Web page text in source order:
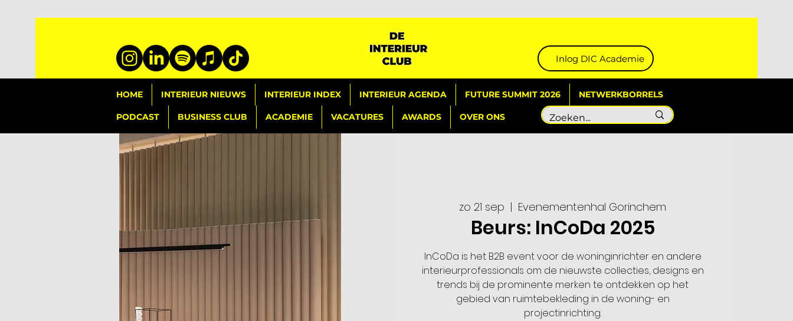
Inlog DIC Academie
HOME INTERIEUR NIEUWS INTERIEUR INDEX INTERIEUR AGENDA FUTURE SUMMIT 2026 NETWERKBORRELS
PODCAST BUSINESS CLUB ACADEMIE VACATURES AWARDS OVER ONS
zo 21 sep
  |
Evenementenhal Gorinchem
Beurs: InCoDa 2025
InCoDa is het B2B event voor de woninginrichter en andere
interieurprofessionals om de nieuwste collecties, designs en
trends bij de prominente merken te ontdekken op het
gebied van ruimtebekleding in de woning- en
projectinrichting.